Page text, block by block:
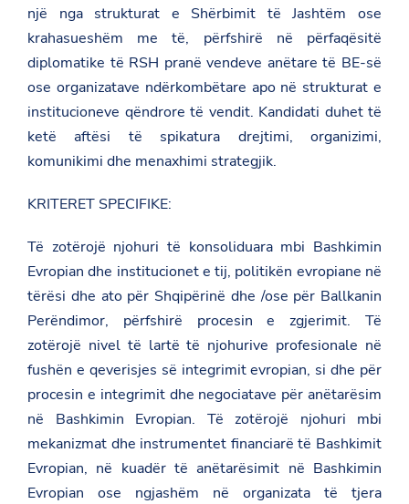
një nga strukturat e Shërbimit të Jashtëm ose
krahasueshëm me të, përfshirë në përfaqësitë
diplomatike të RSH pranë vendeve anëtare të BE-së
ose organizatave ndërkombëtare apo në strukturat e
institucioneve qëndrore të vendit. Kandidati duhet të
ketë aftësi të spikatura drejtimi, organizimi,
komunikimi dhe menaxhimi strategjik.
KRITERET SPECIFIKE:
Të zotërojë njohuri të konsoliduara mbi Bashkimin
Evropian dhe institucionet e tij, politikën evropiane në
tërësi dhe ato për Shqipërinë dhe /ose për Ballkanin
Perëndimor, përfshirë procesin e zgjerimit. Të
zotërojë nivel të lartë të njohurive profesionale në
fushën e qeverisjes së integrimit evropian, si dhe për
procesin e integrimit dhe negociatave për anëtarësim
në Bashkimin Evropian. Të zotërojë njohuri mbi
mekanizmat dhe instrumentet financiarë të Bashkimit
Evropian, në kuadër të anëtarësimit në Bashkimin
Evropian ose ngjashëm në organizata të tjera